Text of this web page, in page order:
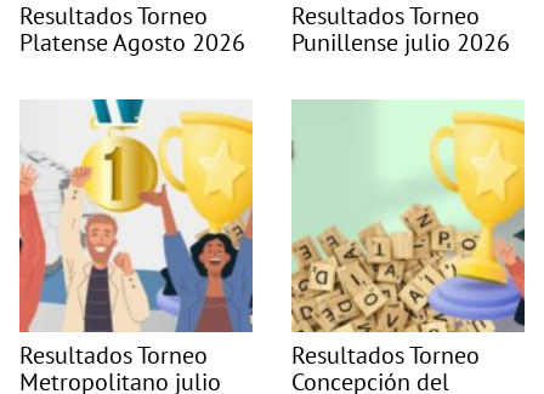
Resultados Torneo
Platense Agosto 2026
Resultados Torneo
Punillense julio 2026
Resultados Torneo
Metropolitano julio
Resultados Torneo
Concepción del